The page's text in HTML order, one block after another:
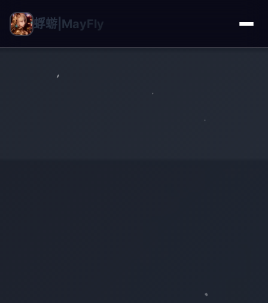
蜉蝣|MayFly